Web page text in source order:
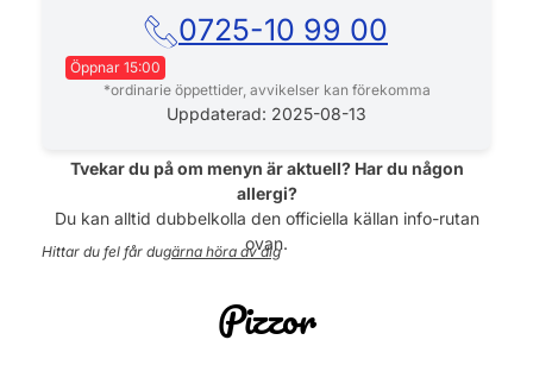
0725-10 99 00
Öppnar 15:00
Måndag
15:00 - 21:00
Onsdag
15:00 - 21:00
Fredag
15:00 - 21:00
Lördag
*ordinarie öppettider, avvikelser kan förekomma
Uppdaterad: 2025-08-13
Tvekar du på om menyn är aktuell? Har du någon
allergi?
Du kan alltid dubbelkolla den officiella källan info-rutan
ovan.
Hittar du fel får dugärna höra av dig
Pizzor